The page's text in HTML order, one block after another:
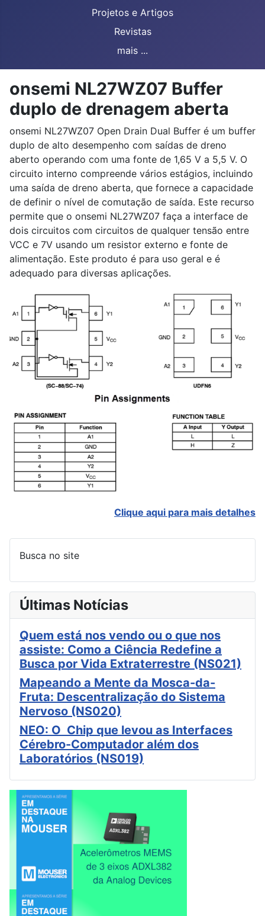
Projetos e Artigos
Revistas
mais ...
onsemi NL27WZ07 Buffer
duplo de drenagem aberta
onsemi NL27WZ07 Open Drain Dual Buffer é um buffer
duplo de alto desempenho com saídas de dreno
aberto operando com uma fonte de 1,65 V a 5,5 V. O
circuito interno compreende vários estágios, incluindo
uma saída de dreno aberta, que fornece a capacidade
de definir o nível de comutação de saída. Este recurso
permite que o onsemi NL27WZ07 faça a interface de
dois circuitos com circuitos de qualquer tensão entre
VCC e 7V usando um resistor externo e fonte de
alimentação. Este produto é para uso geral e é
adequado para diversas aplicações.
Clique aqui para mais detalhes
Busca no site
Últimas Notícias
Quem está nos vendo ou o que nos
assiste: Como a Ciência Redefine a
Busca por Vida Extraterrestre (NS021)
Mapeando a Mente da Mosca-da-
Fruta: Descentralização do Sistema
Nervoso (NS020)
NEO: O Chip que levou as Interfaces
Cérebro-Computador além dos
Laboratórios (NS019)